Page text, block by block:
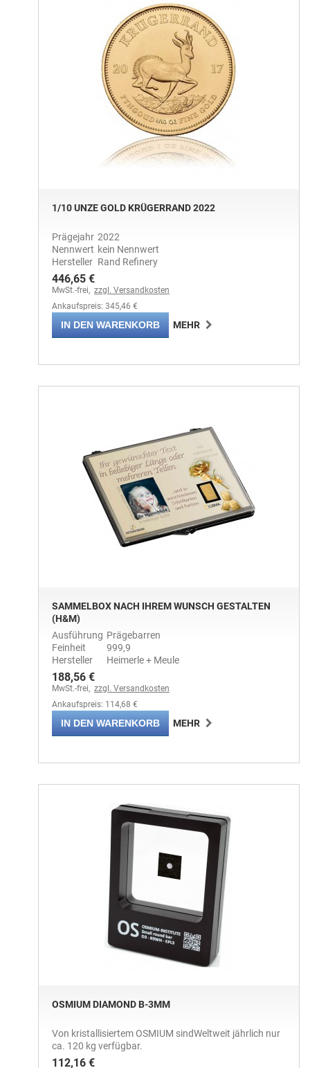
1/10 UNZE GOLD KRÜGERRAND 2022
Prägejahr 2022
Nennwert kein Nennwert
Hersteller Rand Refinery
446,65 €
MwSt.-frei, zzgl. Versandkosten
Ankaufspreis: 345,46 €
IN DEN WARENKORB MEHR
SAMMELBOX NACH IHREM WUNSCH GESTALTEN
(H&M)
Ausführung Prägebarren
Feinheit
999,9
Hersteller
Heimerle + Meule
188,56 €
MwSt.-frei, zzgl. Versandkosten
Ankaufspreis: 114,68 €
IN DEN WARENKORB MEHR
OSMIUM DIAMOND B-3MM
Von kristallisiertem OSMIUM sindWeltweit jährlich nur
ca. 120 kg verfügbar.
112,16 €